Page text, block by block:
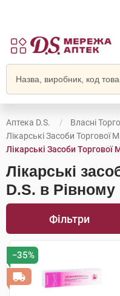
Аптека D.S.
Власні
Лікарські Засоби Торгової
Лікарські Засоби Торгової
Лікарські
D.S. в Рівному
Фільтри
−35%